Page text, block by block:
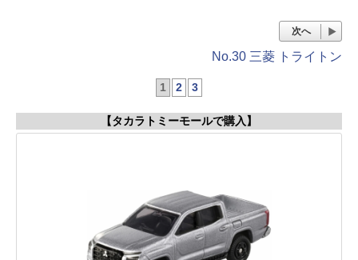
次へ
No.30 三菱 トライトン
1 2 3
【タカラトミーモールで購入】